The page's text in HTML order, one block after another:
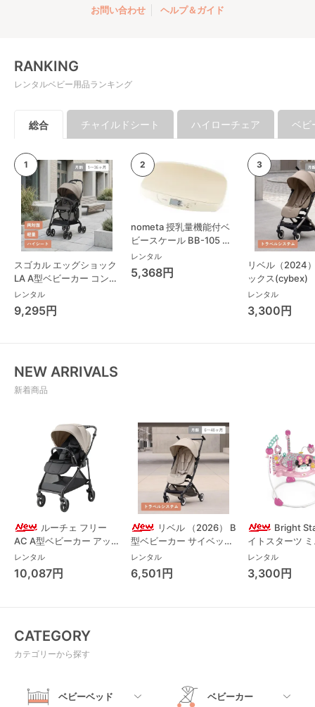
お問い合わせ ヘルプ＆ガイド
RANKING
レンタルベビー用品ランキング
総合 チャイルドシート ハイローチェア ベビ
スゴカル エッグショック
LA A型ベビーカー コンビ
(Combi)
レンタル
9,295円
nometa 授乳量機能付ベ
ビースケール BB-105 タ
ニタ(TANITA) ベビースケ
ール・体重計
レンタル
5,368円
リベル（2024
ックス(cybex)
レンタル
3,300円
NEW ARRIVALS
新着商品
ルーチェ フリー
AC A型ベビーカー アッ
プリカ(Aprica) A型ベビ
ーカー アップリカ
(Aprica)
レンタル
10,087円
リベル （2026） B
型ベビーカー サイベック
ス(cybex)
レンタル
6,501円
Bright
イトスターツ
ス フォーエバ
レンド ジャン
パルー キッズ
レンタル
3,300円
CATEGORY
カテゴリーから探す
ベビーベッド ベビーカー